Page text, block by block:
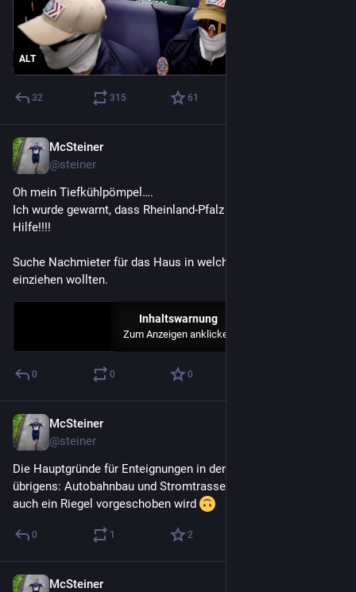
ALT
32 315 61
McSteiner
@steiner
Oh mein Tiefkühlpömpel….
Ich wurde gewarnt, dass Rheinland-Pfalz „anders“ ist, aber so?!
Hilfe!!!!
Suche Nachmieter für das Haus in welches wir im August
einziehen wollten.
Inhaltswarnung
Zum Anzeigen anklicken
0 0 0
McSteiner
@steiner
Die Hauptgründe für Enteignungen in den letzten Jahren war
übrigens: Autobahnbau und Stromtrassenbau. Gut dass da nun
auch ein Riegel vorgeschoben wird
0 1 2
McSteiner